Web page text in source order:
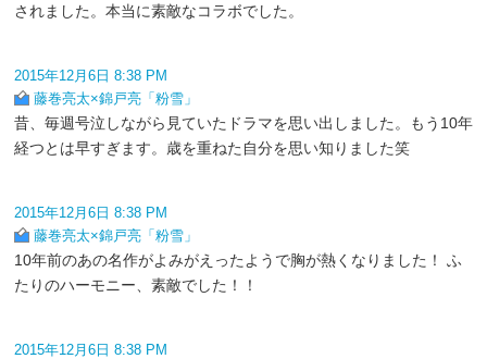
されました。本当に素敵なコラボでした。
2015年12月6日 8:38 PM
藤巻亮太×錦戸亮「粉雪」
昔、毎週号泣しながら見ていたドラマを思い出しました。もう10年
経つとは早すぎます。歳を重ねた自分を思い知りました笑
2015年12月6日 8:38 PM
藤巻亮太×錦戸亮「粉雪」
10年前のあの名作がよみがえったようで胸が熱くなりました！ ふ
たりのハーモニー、素敵でした！！
2015年12月6日 8:38 PM